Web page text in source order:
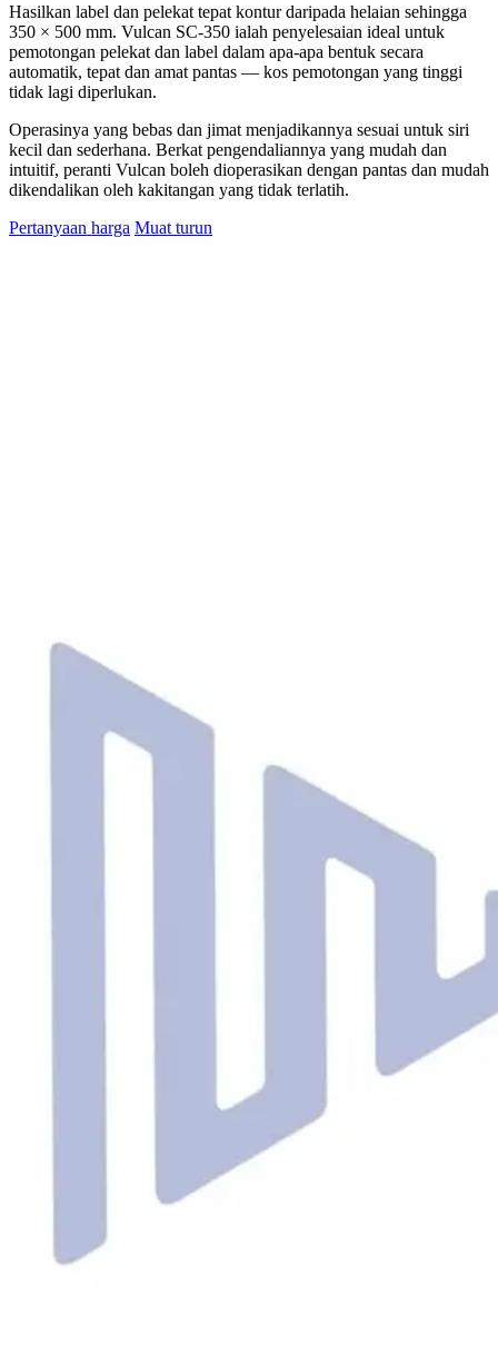
Hasilkan label dan pelekat tepat kontur daripada helaian sehingga
350 × 500 mm. Vulcan SC-350 ialah penyelesaian ideal untuk
pemotongan pelekat dan label dalam apa-apa bentuk secara
automatik, tepat dan amat pantas — kos pemotongan yang tinggi
tidak lagi diperlukan.
Operasinya yang bebas dan jimat menjadikannya sesuai untuk siri
kecil dan sederhana. Berkat pengendaliannya yang mudah dan
intuitif, peranti Vulcan boleh dioperasikan dengan pantas dan mudah
dikendalikan oleh kakitangan yang tidak terlatih.
Pertanyaan harga Muat turun